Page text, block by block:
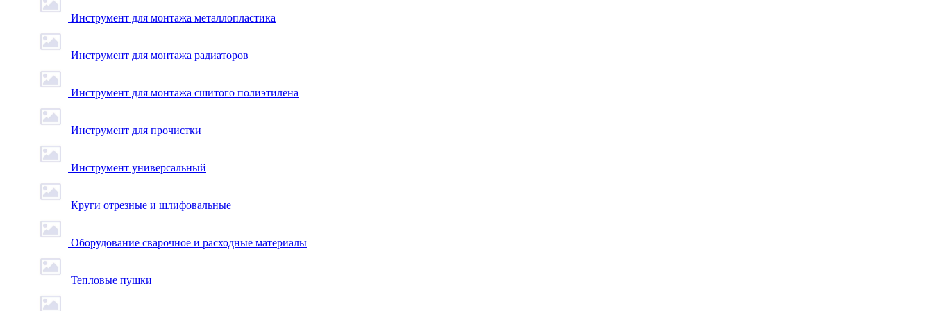
Инструмент для монтажа металлопластика
Инструмент для монтажа радиаторов
Инструмент для монтажа сшитого полиэтилена
Инструмент для прочистки
Инструмент универсальный
Круги отрезные и шлифовальные
Оборудование сварочное и расходные материалы
Тепловые пушки